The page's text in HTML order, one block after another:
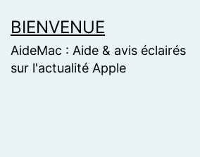
to
content
BIENVENUE
AideMac : Aide & avis éclairés
sur l'actualité Apple